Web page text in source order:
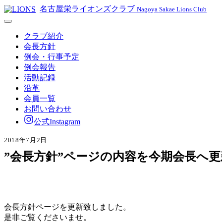
名古屋栄ライオンズクラブ Nagoya Sakae Lions Club
クラブ紹介
会長方針
例会・行事予定
例会報告
活動記録
沿革
会員一覧
お問い合わせ
公式Instagram
2018年7月2日
”会長方針”ページの内容を今期会長へ
会長方針ページを更新致しました。
是非ご覧くださいませ。